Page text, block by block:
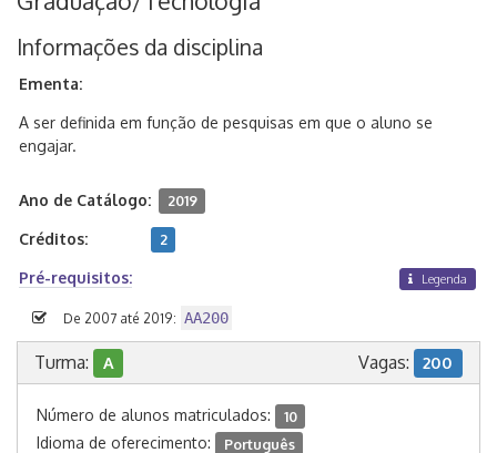
Informações da disciplina
Ementa:
A ser definida em função de pesquisas em que o aluno se
engajar.
Ano de Catálogo: 2019
Créditos: 2
Pré-requisitos: Legenda
De 2007 até 2019: AA200
Turma: A Vagas: 200
Número de alunos matriculados: 10
Idioma de oferecimento: Português